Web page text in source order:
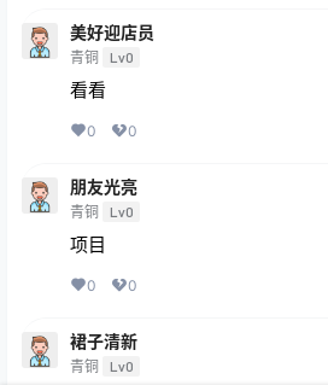
美好迎店员
青铜 Lv0
看看
0 0
朋友光亮
青铜 Lv0
项目
0 0
裙子清新
青铜 Lv0